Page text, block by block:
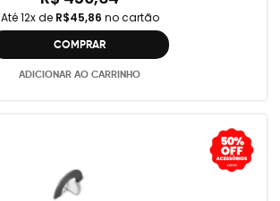
Até 12x de R$45,86 no cartão
COMPRAR
ADICIONAR AO CARRINHO